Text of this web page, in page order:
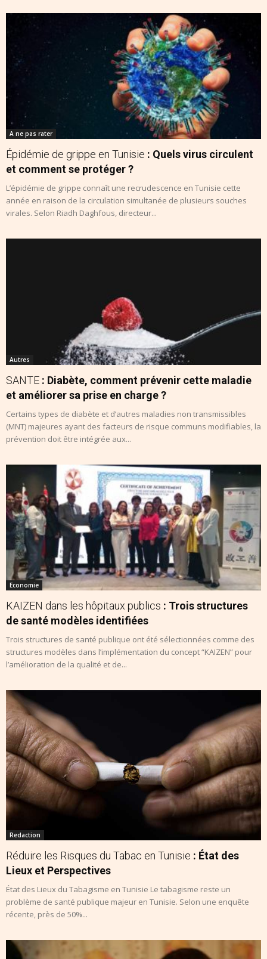
A ne pas rater
Épidémie de grippe en Tunisie : Quels virus circulent
et comment se protéger ?
L’épidémie de grippe connaît une recrudescence en Tunisie cette
année en raison de la circulation simultanée de plusieurs souches
virales. Selon Riadh Daghfous, directeur...
Autres
SANTE : Diabète, comment prévenir cette maladie
et améliorer sa prise en charge ?
Certains types de diabète et d’autres maladies non transmissibles
(MNT) majeures ayant des facteurs de risque communs modifiables, la
prévention doit être intégrée aux...
Economie
KAIZEN dans les hôpitaux publics : Trois structures
de santé modèles identifiées
Trois structures de santé publique ont été sélectionnées comme des
structures modèles dans l’implémentation du concept “KAIZEN” pour
l’amélioration de la qualité et de...
Redaction
Réduire les Risques du Tabac en Tunisie : État des
Lieux et Perspectives
État des Lieux du Tabagisme en Tunisie Le tabagisme reste un
problème de santé publique majeur en Tunisie. Selon une enquête
récente, près de 50%...